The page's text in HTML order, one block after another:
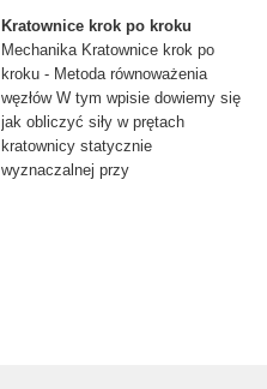
Kratownice krok po kroku
Mechanika Kratownice krok po
kroku - Metoda równoważenia
węzłów W tym wpisie dowiemy się
jak obliczyć siły w prętach
kratownicy statycznie
wyznaczalnej przy